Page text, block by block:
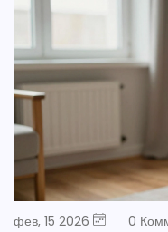
фев, 15 2026 0